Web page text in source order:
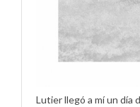
Lutier llegó a mí un día